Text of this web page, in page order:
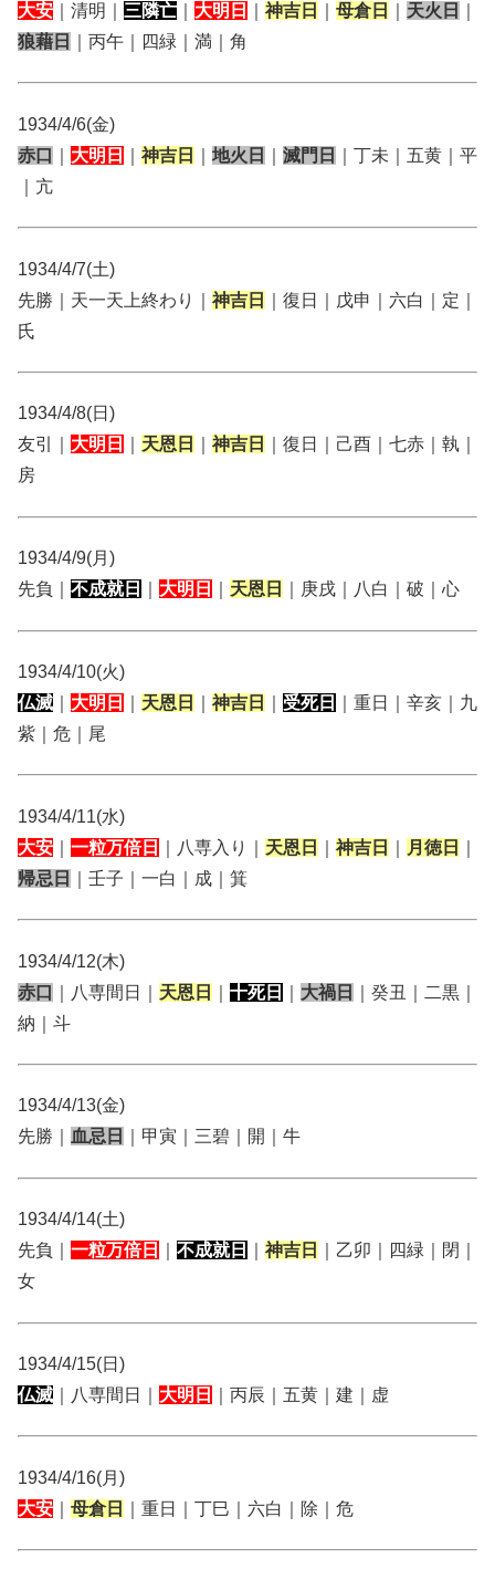
大安 ｜清明｜ 三隣亡 大明日 神吉日 母倉日 天火日
狼藉日
｜丙午｜四緑｜満｜角
1934/4/6(金)
赤口
大明日 神吉日 地火日 滅門日
｜丁未｜五黄｜平
｜亢
1934/4/7(土)
先勝｜天一天上終わり｜ 神吉日
｜復日｜戊申｜六白｜定｜
氏
1934/4/8(日)
友引｜ 大明日 天恩日 神吉日
｜復日｜己酉｜七赤｜執｜
房
1934/4/9(月)
先負｜ 不成就日 大明日 天恩日 ｜庚戌｜八白｜破｜心
1934/4/10(火)
仏滅
大明日 天恩日 神吉日 受死日
｜重日｜辛亥｜九
紫｜危｜尾
1934/4/11(水)
大安
一粒万倍日 ｜八専入り｜ 天恩日 神吉日 月徳日
帰忌日
｜壬子｜一白｜成｜箕
1934/4/12(木)
赤口
｜八専間日｜ 天恩日 十死日 大禍日
｜癸丑｜二黒｜
納｜斗
1934/4/13(金)
先勝｜
血忌日 ｜甲寅｜三碧｜開｜牛
1934/4/14(土)
先負｜ 一粒万倍日 不成就日 神吉日
｜乙卯｜四緑｜閉｜
女
1934/4/15(日)
仏滅 ｜八専間日｜ 大明日 ｜丙辰｜五黄｜建｜虚
1934/4/16(月)
大安
母倉日 ｜重日｜丁巳｜六白｜除｜危